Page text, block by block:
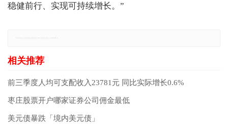
稳健前行、实现可持续增长。”
前三季度人均可支配收入23781元 同比实际增长0.6%
枣庄股票开户哪家证券公司佣金最低
美元债暴跌「境内美元债」